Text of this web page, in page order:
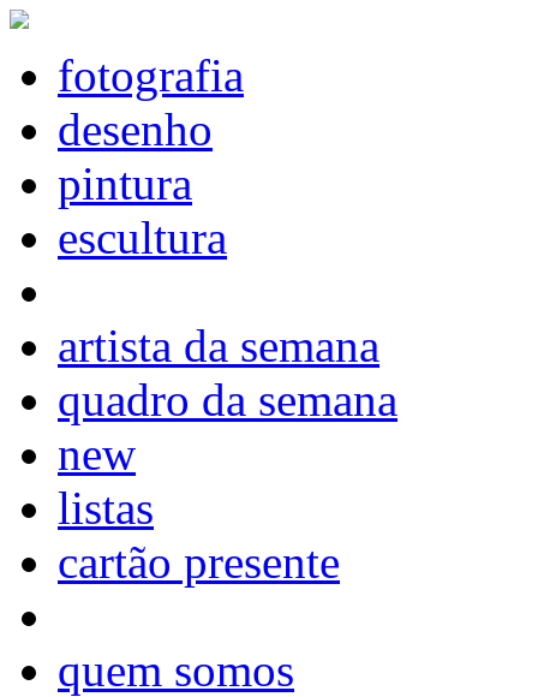
fotografia
desenho
pintura
escultura
artista da semana
quadro da semana
new
listas
cartão presente
quem somos